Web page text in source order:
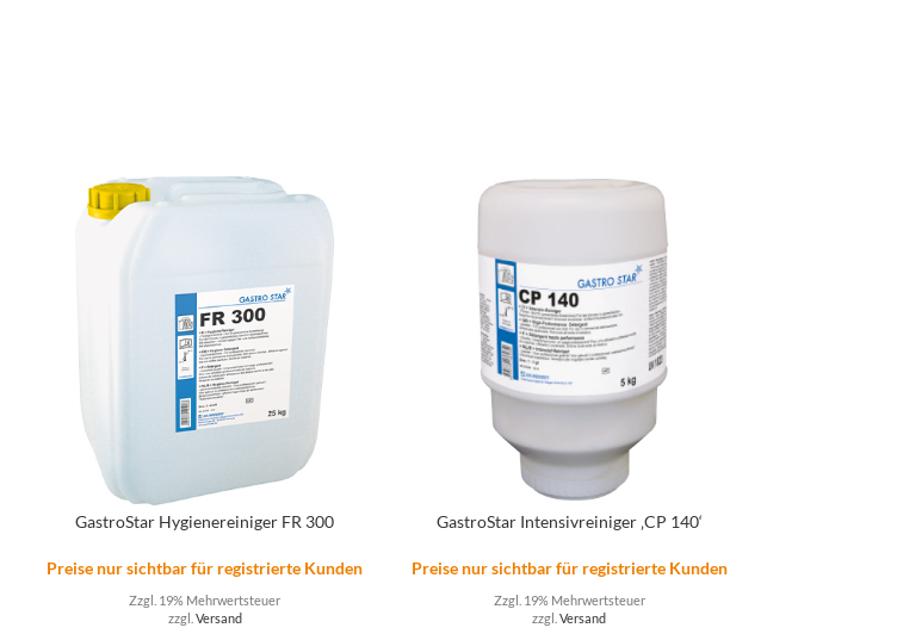
GastroStar Hygienereiniger FR 300
Preise nur sichtbar für registrierte Kunden
Zzgl. 19% Mehrwertsteuer
zzgl. Versand
GastroStar Intensivreiniger ‚CP 140‘
Preise nur sichtbar für registrierte Kunden
Zzgl. 19% Mehrwertsteuer
zzgl.Versand